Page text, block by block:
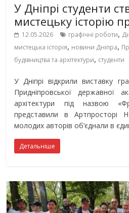
У Дніпрі студенти
мистецьку історію
12.05.2026 графічні роботи,
мистецька історія, новини Дніпра,
будівництва та архітектури, студенти
У Дніпрі відкрили виставку
Придніпровської державної
архітектури під назвою
представили в
молодих авторів об’єднали в
Детальніше